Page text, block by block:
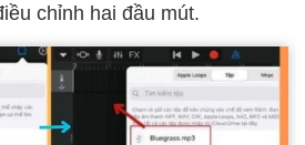
chỉnh hai đầu mút.